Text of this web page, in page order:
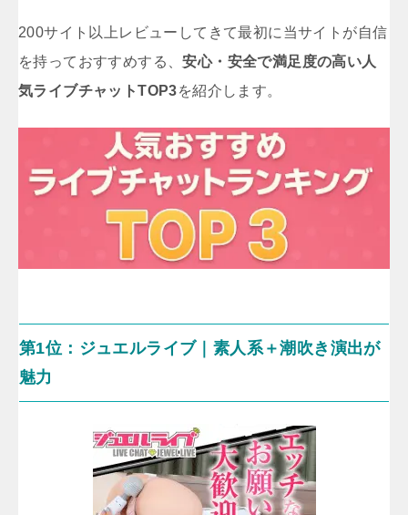
200サイト以上レビューしてきて最初に当サイトが自信
を持っておすすめする、安心・安全で満足度の高い人
気ライブチャットTOP3を紹介します。
第1位：ジュエルライブ｜素人系＋潮吹き演出が
魅力